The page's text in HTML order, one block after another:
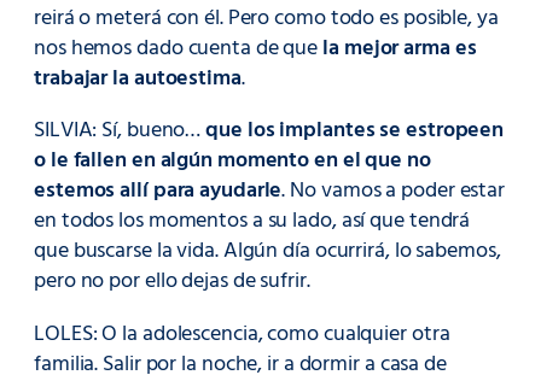
reirá o meterá con él. Pero como todo es posible, ya
nos hemos dado cuenta de quela mejor arma es
trabajar la autoestima.
SILVIA: Sí, bueno…que los implantes se estropeen
o le fallen en algún momento en el que no
estemos allí para ayudarle. No vamos a poder estar
en todos los momentos a su lado, así que tendrá
que buscarse la vida. Algún día ocurrirá, lo sabemos,
pero no por ello dejas de sufrir.
LOLES: O la adolescencia, como cualquier otra
familia. Salir por la noche, ir a dormir a casa de